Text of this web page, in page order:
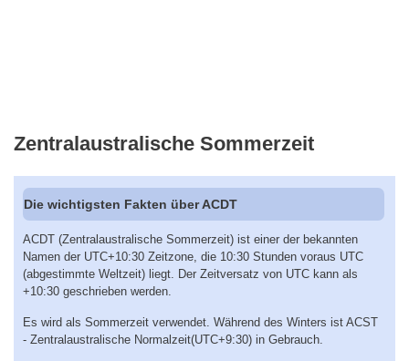
Zentralaustralische Sommerzeit
Die wichtigsten Fakten über ACDT
ACDT (Zentralaustralische Sommerzeit) ist einer der bekannten
Namen der UTC+10:30 Zeitzone, die 10:30 Stunden voraus UTC
(abgestimmte Weltzeit) liegt. Der Zeitversatz von UTC kann als
+10:30 geschrieben werden.
Es wird als Sommerzeit verwendet. Während des Winters ist ACST
- Zentralaustralische Normalzeit(UTC+9:30) in Gebrauch.